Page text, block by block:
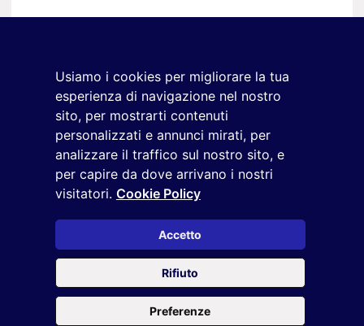
Usiamo i cookies per migliorare la tua
esperienza di navigazione nel nostro
sito, per mostrarti contenuti
personalizzati e annunci mirati, per
analizzare il traffico sul nostro sito, e
per capire da dove arrivano i nostri
visitatori. Cookie Policy
Accetto
Rifiuto
Preferenze
+39 02 9285 01
osservatorio.topmanager@reputationmanager.it
Copyright ©2026 Reputation Manager S.p.A. Società
Benefit | All rights reserved |Login
Questo sito è protetto da reCAPTCHA e si applicano la
Policye iTermini di serviziodi Google